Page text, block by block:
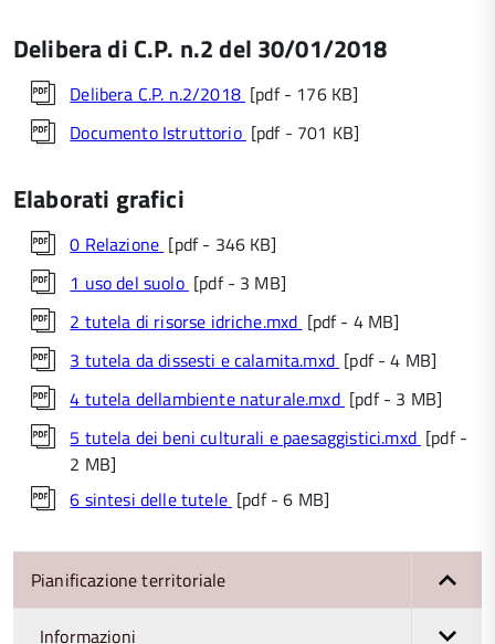
Delibera di C.P. n.2 del 30/01/2018
Delibera C.P. n.2/2018 [pdf - 176 KB]
Documento Istruttorio [pdf - 701 KB]
Elaborati grafici
0 Relazione [pdf - 346 KB]
1 uso del suolo [pdf - 3 MB]
2 tutela di risorse idriche.mxd [pdf - 4 MB]
3 tutela da dissesti e calamita.mxd [pdf - 4 MB]
4 tutela dellambiente naturale.mxd [pdf - 3 MB]
5 tutela dei beni culturali e paesaggistici.mxd [pdf -
2 MB]
6 sintesi delle tutele [pdf - 6 MB]
Pianificazione territoriale
Informazioni